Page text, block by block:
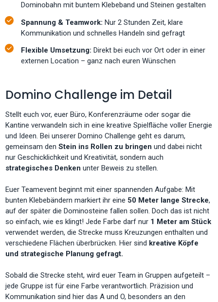
Dominobahn mit buntem Klebeband und Steinen gestalten
Spannung & Teamwork:Nur 2 Stunden Zeit, klare
Kommunikation und schnelles Handeln sind gefragt
Flexible Umsetzung:Direkt bei euch vor Ort oder in einer
externen Location – ganz nach euren Wünschen
Domino Challenge im Detail
Stellt euch vor, euer Büro, Konferenzräume oder sogar die
Kantine verwandeln sich in eine kreative Spielfläche voller Energie
und Ideen. Bei unserer Domino Challenge geht es darum,
gemeinsam denStein ins Rollen zu bringen und dabei nicht
nur Geschicklichkeit und Kreativität, sondern auch
strategisches Denkenunter Beweis zu stellen.
Euer Teamevent beginnt mit einer spannenden Aufgabe: Mit
bunten Klebebändern markiert ihr eine 50 Meter lange Strecke,
auf der später die Dominosteine fallen sollen. Doch das ist nicht
so einfach, wie es klingt! Jede Farbe darf nur 1 Meter am Stück
verwendet werden, die Strecke muss Kreuzungen enthalten und
verschiedene Flächen überbrücken. Hier sind kreative Köpfe
und strategische Planung gefragt.
Sobald die Strecke steht, wird euer Team in Gruppen aufgeteilt –
jede Gruppe ist für eine Farbe verantwortlich. Präzision und
Kommunikation sind hier das A und O, besonders an den